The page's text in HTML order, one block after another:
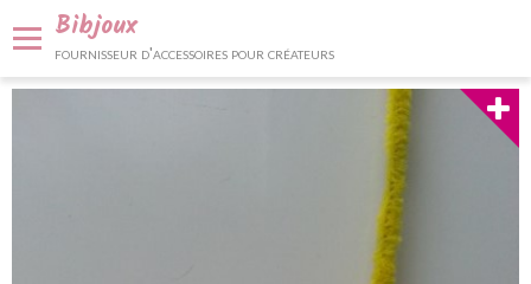
Bibjoux
fournisseur d'accessoires pour créateurs